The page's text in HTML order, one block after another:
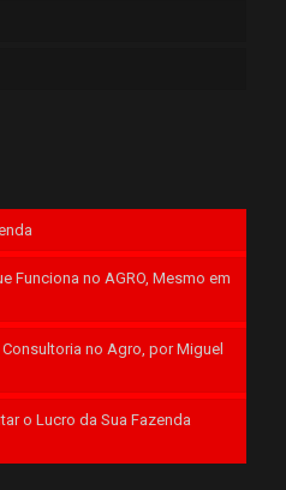
Funciona no AGRO, Mesmo em
no Agro, por Miguel
o Lucro da Sua Fazenda